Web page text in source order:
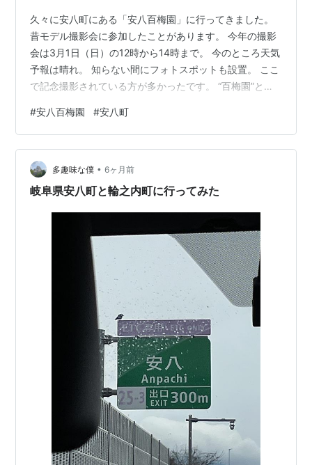
久々に安八町にある「安八百梅園」に行ってきました。
昔モデル撮影会に参加したことがあります。 今年の撮影
会は3月1日（日）の12時から14時まで。 今のところ天気
予報は晴れ。 知らない間にフォトスポットも設置。 ここ
で記念撮影されている方が多かったです。 “百梅園”とい
本以上栽培。 品種の多さで全国で2番目。 写真は2月26
日に撮影。 開花が進んでまあまあ見頃でした。 梅は早咲
き、中咲き、遅咲きの品種があります。 どこがピークか
はよく分かりません。 お客さんが多過ぎて野鳥は確認で
きませんでした。 梅の素人が見ても立派だなあと感じる
#安八百梅園 #安八町
多趣味な僕 • 6ヶ月前
岐阜県安八町と輪之内町に行ってみた